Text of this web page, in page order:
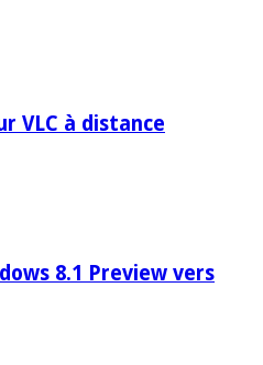
VLC à distance
8.1 Preview vers